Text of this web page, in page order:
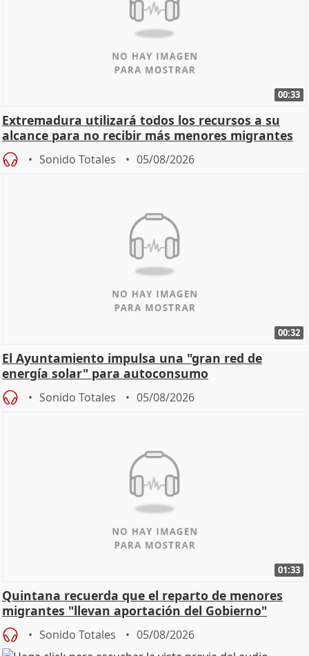
00:33
Extremadura utilizará todos los recursos a su
alcance para no recibir más menores migrantes
Sonido Totales 05/08/2026
00:32
El Ayuntamiento impulsa una "gran red de
energía solar" para autoconsumo
Sonido Totales 05/08/2026
01:33
Quintana recuerda que el reparto de menores
migrantes "llevan aportación del Gobierno"
central
Sonido Totales 05/08/2026